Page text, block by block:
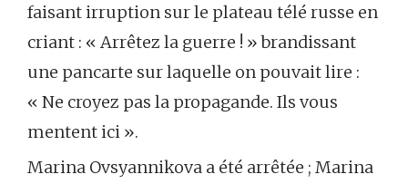
faisant irruption sur le plateau télé russe en
criant : « Arrêtez la guerre ! » brandissant
une pancarte sur laquelle on pouvait lire :
« Ne croyez pas la propagande. Ils vous
mentent ici ».
Marina Ovsyannikova a été arrêtée ; Marina